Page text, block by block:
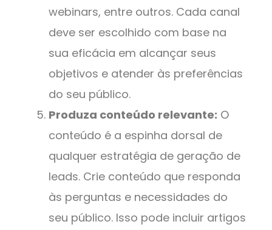
webinars, entre outros. Cada canal
deve ser escolhido com base na
sua eficácia em alcançar seus
objetivos e atender às preferências
do seu público.
Produza conteúdo relevante: O
conteúdo é a espinha dorsal de
qualquer estratégia de geração de
leads. Crie conteúdo que responda
às perguntas e necessidades do
seu público. Isso pode incluir artigos